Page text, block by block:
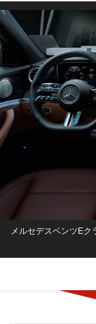
メルセデスベンツEク